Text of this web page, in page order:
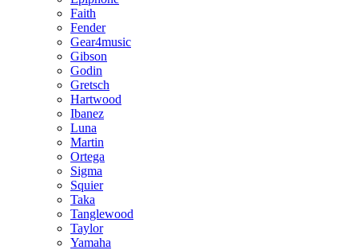
Faith
Fender
Gear4music
Gibson
Godin
Gretsch
Hartwood
Ibanez
Luna
Martin
Ortega
Sigma
Squier
Taka
Tanglewood
Taylor
Yamaha